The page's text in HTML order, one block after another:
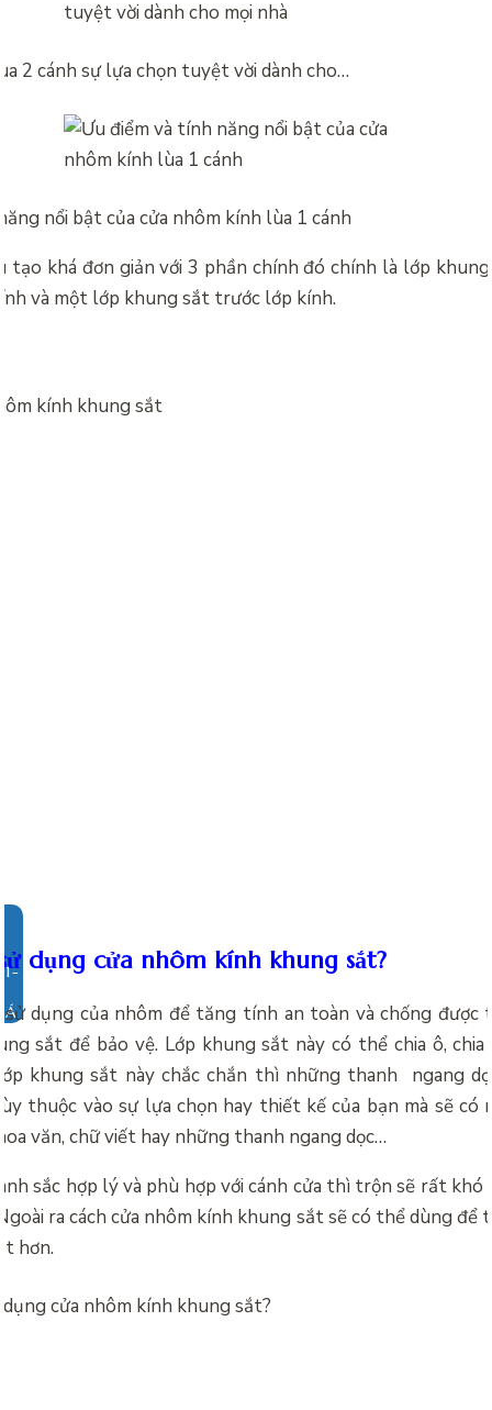
2 cánh sự lựa chọn tuyệt vời dành cho…
nổi bật của cửa nhôm kính lùa 1 cánh
tạo khá đơn giản với 3 phần chính đó chính là lớp
và một lớp khung sắt trước lớp kính.
dụng cửa nhôm kính khung sắt?
dụng của nhôm để tăng tính an toàn và chống được
sắt để bảo vệ. Lớp khung sắt này có thể chia ô,
khung sắt này chắc chắn thì những thanh ngang
thuộc vào sự lựa chọn hay thiết kế của bạn mà sẽ có
văn, chữ viết hay những thanh ngang dọc…
sắc hợp lý và phù hợp với cánh cửa thì trộn sẽ rất khó
ra cáchcửa nhôm kính khung sắt sẽ có thể dùng để
hơn.